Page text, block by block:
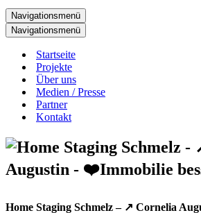
Navigationsmenü
Navigationsmenü
Startseite
Projekte
Über uns
Medien / Presse
Partner
Kontakt
Home Staging Schmelz – ↗️ Cornelia